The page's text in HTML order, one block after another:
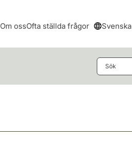
Om ossOfta ställda frågor Svenska